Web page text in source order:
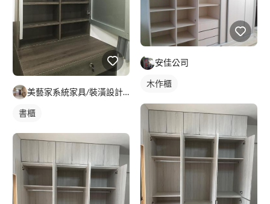
美藝家系統家具/裝潢設計/統包服務
書櫃
安佳公司
木作櫃